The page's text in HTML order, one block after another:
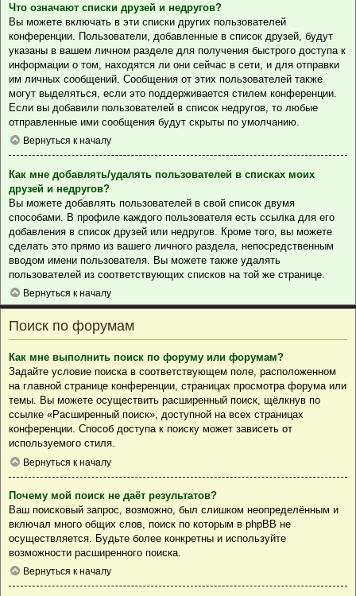
Что означают списки друзей и недругов?
Вы можете включать в эти списки других пользователей
конференции. Пользователи, добавленные в список друзей, будут
указаны в вашем личном разделе для получения быстрого доступа к
информации о том, находятся ли они сейчас в сети, и для отправки
им личных сообщений. Сообщения от этих пользователей также
могут выделяться, если это поддерживается стилем конференции.
Если вы добавили пользователей в список недругов, то любые
отправленные ими сообщения будут скрыты по умолчанию.
Вернуться к началу
Как мне добавлять/удалять пользователей в списках моих
друзей и недругов?
Вы можете добавлять пользователей в свой список двумя
способами. В профиле каждого пользователя есть ссылка для его
добавления в список друзей или недругов. Кроме того, вы можете
сделать это прямо из вашего личного раздела, непосредственным
вводом имени пользователя. Вы можете также удалять
пользователей из соответствующих списков на той же странице.
Вернуться к началу
Поиск по форумам
Как мне выполнить поиск по форуму или форумам?
Задайте условие поиска в соответствующем поле, расположенном
на главной странице конференции, страницах просмотра форума или
темы. Вы можете осуществить расширенный поиск, щёлкнув по
ссылке «Расширенный поиск», доступной на всех страницах
конференции. Способ доступа к поиску может зависеть от
используемого стиля.
Вернуться к началу
Почему мой поиск не даёт результатов?
Ваш поисковый запрос, возможно, был слишком неопределённым и
включал много общих слов, поиск по которым в phpBB не
осуществляется. Будьте более конкретны и используйте
возможности расширенного поиска.
Вернуться к началу